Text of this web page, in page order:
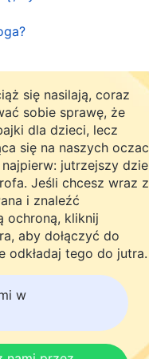
im
i tak dalej –
otrzymali
Ci, którzy
szabatu, byli
również
przykazania i
a nie buntowali się
pod kontrolą, by
które
t. 1, Pojawienie się
jak czcić Boga i
a gdy je
się nasilają, coraz
sobie sprawę, że
dla dzieci, lecz
się na naszych
jutrzejszy
Jeśli chcesz wraz z
i znaleźć
ochroną, kliknij
aby dołączyć do
odkładaj tego do jutra.
w